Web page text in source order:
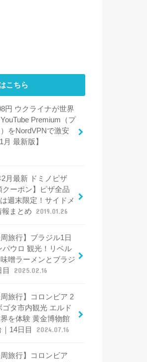
こちら
円 ウクライナが世界
Premium（プ
をNordVPNで激安
最新版】
2月最新 ドミノピザ
クーポン】ピザ全品
週末限定！サイドメ
まとめ
2019.01.26
周旅行】ブラジル1日
パウロ 観光！リベル
噌ラーメンとブラジ
2025.02.16
周旅行】コロンビア 2
ゴタ市内観光 エルド
を体験 黄金博物館
14日目
2024.07.16
周旅行】コロンビア